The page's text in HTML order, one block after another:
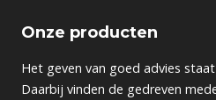
Onze producten
Het geven van goed advies
Daarbij vinden de gedreven